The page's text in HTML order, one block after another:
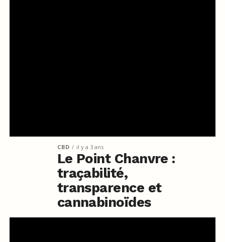
CBD il y a 3 ans
Le Point Chanvre :
traçabilité,
transparence et
cannabinoïdes